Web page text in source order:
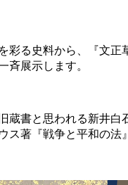
る史料から、『文正
斉展示します。
書と思われる新井白
ス著『戦争と平和の法